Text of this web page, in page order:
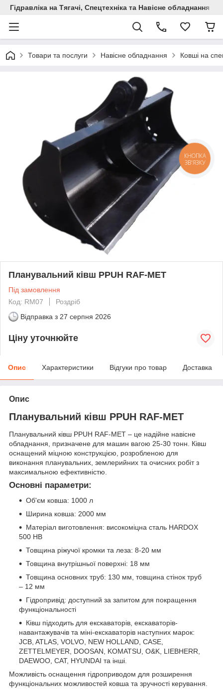
Гідравліка на Тягачі, Спецтехніка та Навісне обладнання
Товари та послуги Навісне обладнання Ковші на
Планувальний ківш PPUH RAF-MET
Під замовлення
Код: RM07
Роздріб
Відправка з 27 серпня 2026
Ціну уточнюйте
Опис Характеристики Відгуки про товар Доставка
Опис
Планувальний ківш PPUH RAF-MET
Планувальний ківш PPUH RAF-MET – це надійне навісне
обладнання, призначене для машин вагою 25-30 тонн. Ківш
оснащений міцною конструкцією, розробленою для
виконання планувальних, землерийних та очисних робіт з
максимальною ефективністю.
Основні параметри:
Об'єм ковша: 1000 л
Ширина ковша: 2000 мм
Матеріал виготовлення: високоміцна сталь HARDOX
500 HB
Товщина ріжучої кромки та леза: 8-20 мм
Товщина внутрішньої поверхні: 18 мм
Товщина основних труб: 130 мм, товщина стінок труб
– 12 мм
Гідропривід: доступний за запитом для покращення
функціональності
Ківш підходить для екскаваторів, екскаваторів-
навантажувачів та міні-екскаваторів наступних марок:
JCB, ATLAS, VOLVO, NEW HOLLAND, CASE,
ZETTELMEYER, DOOSAN, KOMATSU, O&K, LIEBHERR,
DAEWOO, CAT, HYUNDAI та інші.
Можливість оснащення гідроприводом для розширення
функціональних можливостей ковша та зручності керування.
КНОПКА
ЗВ'ЯЗКУ